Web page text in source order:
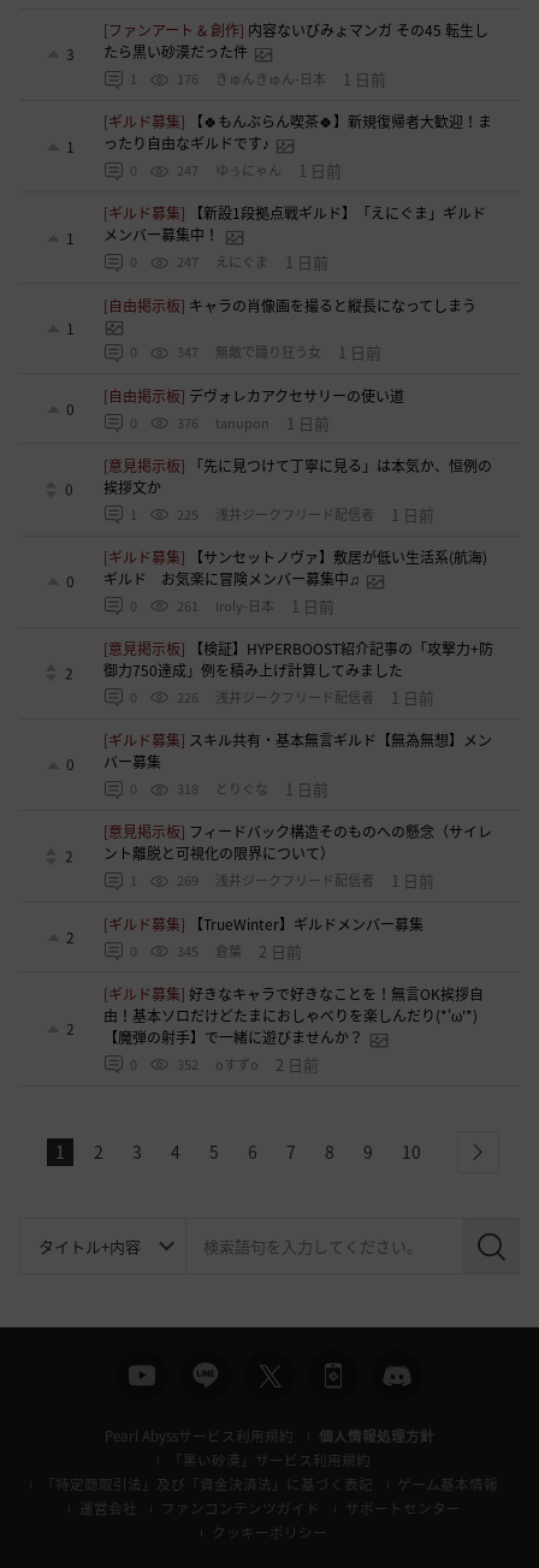
3
[ファンアート & 創作] 内容ないびみょマンガ その45 転生し
たら黒い砂漠だった件
1 176 きゅんきゅん-日本 1 日前
1
[ギルド募集]
【🍀もんぶらん喫茶🍀】新規復帰者大歓迎！ま
ったり自由なギルドです♪
0 247 ゆぅにゃん 1 日前
1
[ギルド募集]
【新設1段拠点戦ギルド】「えにぐま」ギルド
メンバー募集中！
0 247 えにぐま 1 日前
1
[自由掲示板] キャラの肖像画を撮ると縦長になってしまう
0 347 無敵で踊り狂う女 1 日前
0
[自由掲示板] デヴォレカアクセサリーの使い道
0 376 tanupon 1 日前
0
[意見掲示板]
「先に見つけて丁寧に見る」は本気か、恒例の
挨拶文か
1 225 浅井ジークフリード配信者 1 日前
0
[ギルド募集]
【サンセットノヴァ】敷居が低い生活系(航海)
ギルド お気楽に冒険メンバー募集中♫
0 261 Iroly-日本 1 日前
2
[意見掲示板]
【検証】HYPERBOOST紹介記事の「攻撃力+防
御力750達成」例を積み上げ計算してみました
0 226 浅井ジークフリード配信者 1 日前
0
[ギルド募集] スキル共有・基本無言ギルド【無為無想】メン
バー募集
0 318 とりぐな 1 日前
2
[意見掲示板] フィードバック構造そのものへの懸念（サイレ
ント離脱と可視化の限界について）
1 269 浅井ジークフリード配信者 1 日前
2
[ギルド募集] 【TrueWinter】ギルドメンバー募集
0 345 倉葉 2 日前
2
[ギルド募集]好きなキャラで好きなことを！無言OK挨拶自
由！基本ソロだけどたまにおしゃべりを楽しんだり(*'ω'*)
【魔弾の射手】で一緒に遊びませんか？
0 352 oすずo 2 日前
1 2 3 4 5 6 7 8 9 10 next
検
Pearl Abyssサービス利用規約
個人情報処理方針
「黒い砂漠」サービス利用規約
「特定商取引法」及び「資金決済法」に基づく表記
ゲーム基本情報
運営会社
ファンコンテンツガイド
サポートセンター
クッキーポリシー